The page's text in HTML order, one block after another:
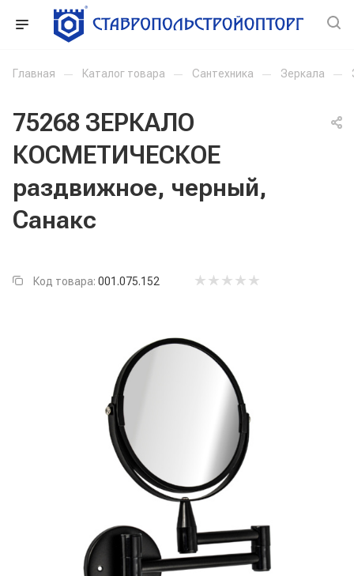
Главная — Каталог товара — Сантехника — Зеркала —
75268 ЗЕРКАЛО
КОСМЕТИЧЕСКОЕ
раздвижное, черный,
Санакс
Код товара: 001.075.152